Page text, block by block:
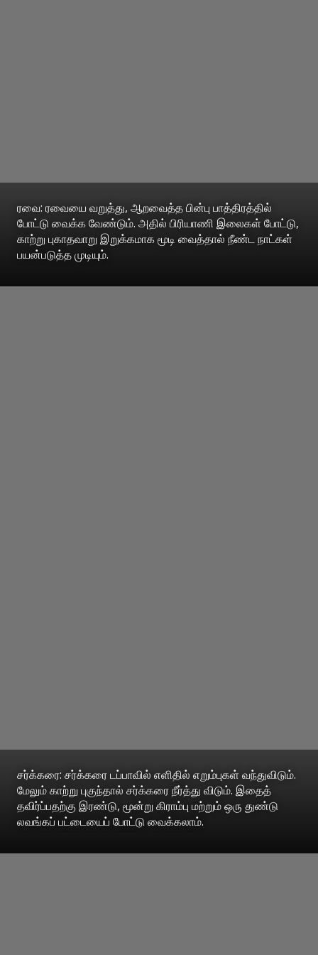
ரவை: ரவையை வறுத்து, ஆறவைத்த பின்பு பாத்திரத்தில்
போட்டு வைக்க வேண்டும். அதில் பிரியாணி இலைகள் போட்டு,
காற்று புகாதவாறு இறுக்கமாக மூடி வைத்தால் நீண்ட நாட்கள்
பயன்படுத்த முடியும்.
சர்க்கரை: சர்க்கரை டப்பாவில் எளிதில் எறும்புகள் வந்துவிடும்.
மேலும் காற்று புகுந்தால் சர்க்கரை நீர்த்து விடும். இதைத்
தவிர்ப்பதற்கு இரண்டு, மூன்று கிராம்பு மற்றும் ஒரு துண்டு
லவங்கப் பட்டையைப் போட்டு வைக்கலாம்.